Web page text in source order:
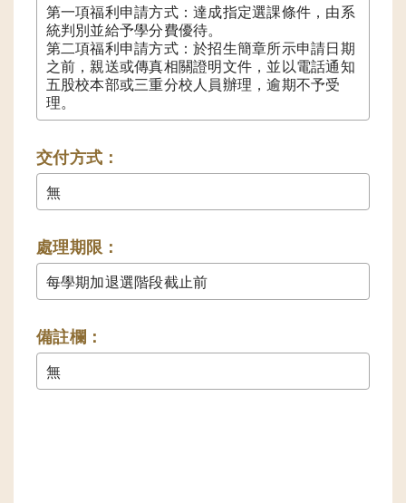
第一項福利申請方式：達成指定選課條件，由系
統判別並給予學分費優待。
第二項福利申請方式：於招生簡章所示申請日期
之前，親送或傳真相關證明文件，並以電話通知
五股校本部或三重分校人員辦理，逾期不予受
理。
交付方式：
無
處理期限：
每學期加退選階段截止前
備註欄：
無